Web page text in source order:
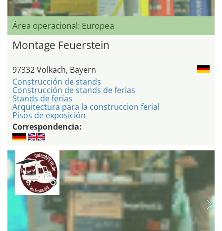
Área operacional: Europea
Montage Feuerstein
97332 Volkach, Bayern
Construcción de stands
Construcción de stands de ferias
Stands de ferias
Arquitectura para la construccion ferial
Pisos de exposición
Correspondencia: